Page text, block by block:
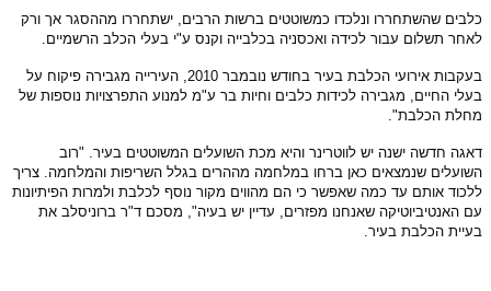
כלבים שהשתחררו ונלכדו כמשוטטים ברשות הרבים, ישתחררו מההסגר אך ורק
לאחר תשלום עבור לכידה ואכסניה בכלבייה וקנס ע"י בעלי הכלב הרשמיים.
בעקבות אירועי הכלבת בעיר בחודש נובמבר 2010, העירייה מגבירה פיקוח על
בעלי החיים, מגבירה לכידות כלבים וחיות בר ע"מ למנוע התפרצויות נוספות של
מחלת הכלבת".
דאגה חדשה ישנה יש לווטרינר והיא מכת השועלים המשוטטים בעיר. "רוב
השועלים שנמצאים כאן ברחו במלחמה מההרים בגלל השריפות והמלחמה. צריך
ללכוד אותם עד כמה שאפשר כי הם מהווים מקור נוסף לכלבת ולמרות הפיתיונות
עם האנטיביוטיקה שאנחנו מפזרים, עדיין יש בעיה", מסכם ד"ר ברוניסלב את
בעיית הכלבת בעיר.